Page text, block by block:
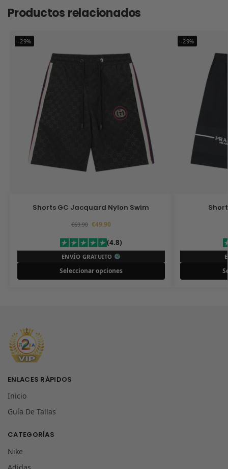
Productos relacionados
-29%
Shorts GC Jacquard Nylon Swim
€69.90 €49.90
(4.8)
ENVÍO GRATUITO
Seleccionar opciones
-29%
ENLACES RÁPIDOS
Inicio
Guía De Tallas
CATEGORÍAS
Nike